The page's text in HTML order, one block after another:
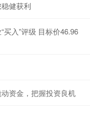
健获利
入”评级 目标价46.96
资金，把握投资良机